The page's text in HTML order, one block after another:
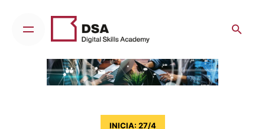
content
INICIA: 27/4